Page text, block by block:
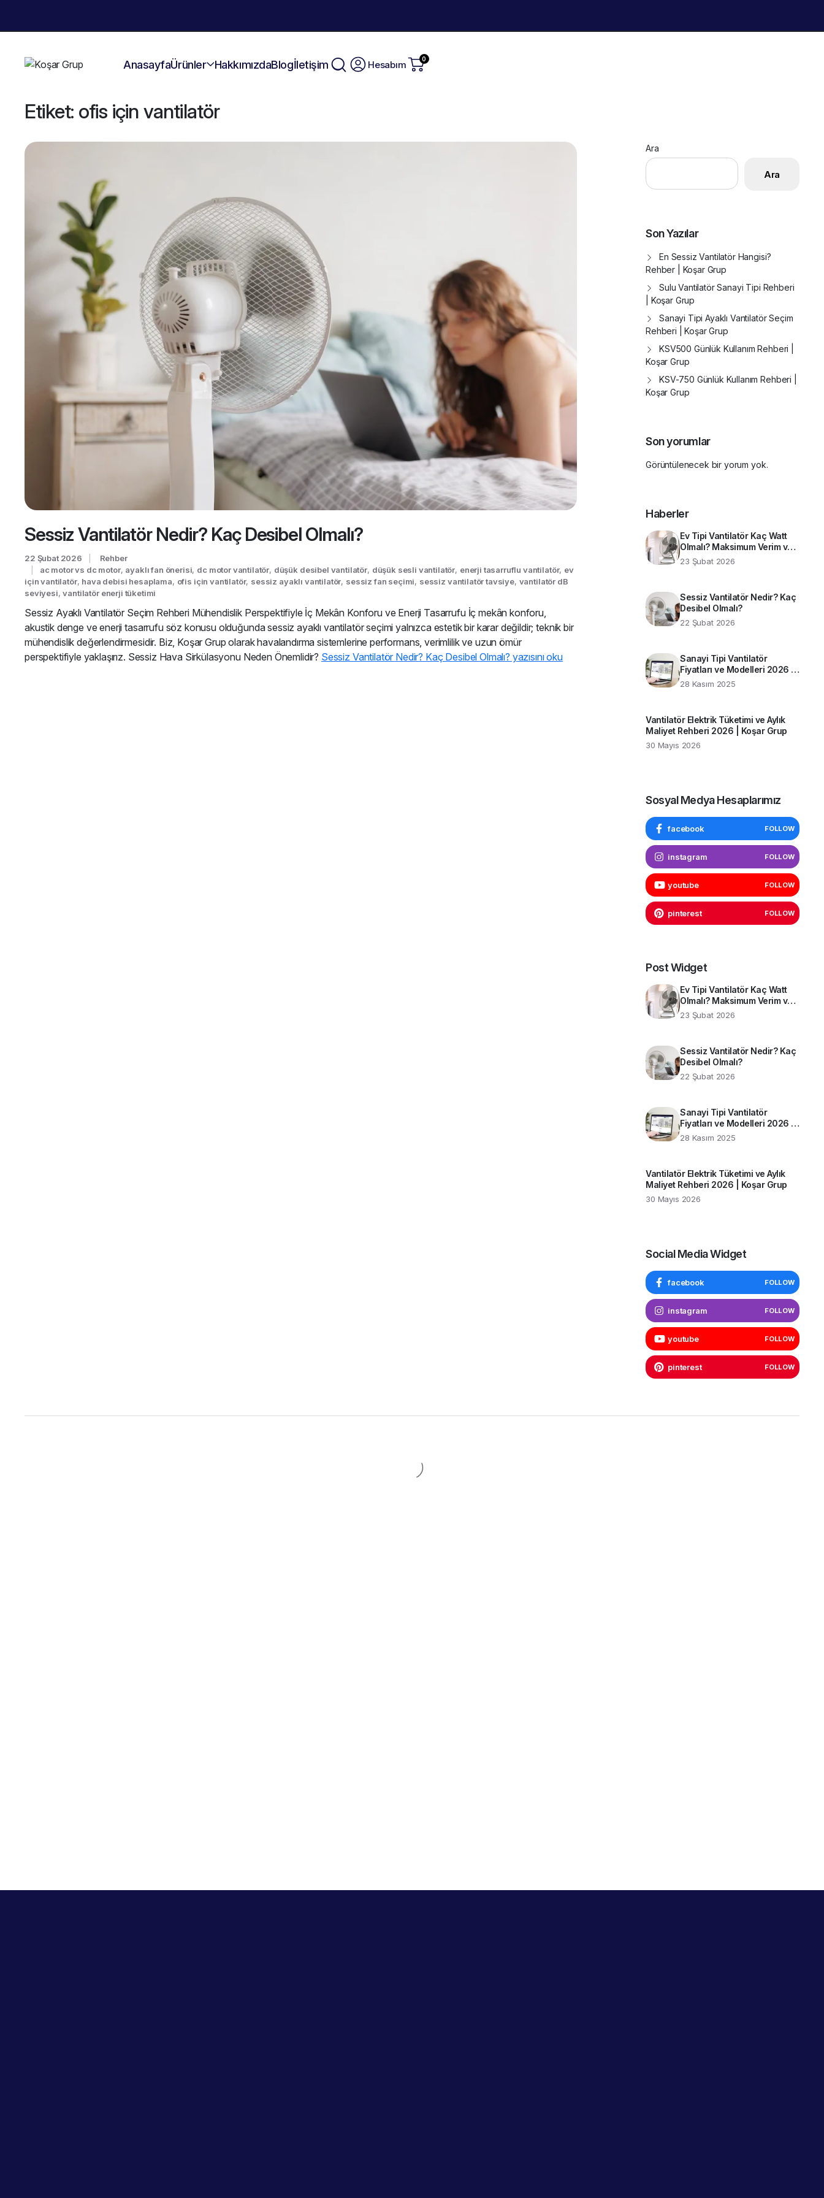
AnasayfaÜrünler HakkımızdaBlogİletişim Hesabım 0
Etiket: ofis için vantilatör
Sessiz Vantilatör Nedir? Kaç Desibel Olmalı?
22 Şubat 2026
Rehber
ac motor vs dc motor, ayaklı fan önerisi, dc motor vantilatör, düşük desibel vantilatör, düşük sesli vantilatör, enerji tasarruflu vantilatör, ev
için vantilatör, hava debisi hesaplama, ofis için vantilatör, sessiz ayaklı vantilatör, sessiz fan seçimi, sessiz vantilatör tavsiye, vantilatör dB
seviyesi,vantilatör enerji tüketimi
Sessiz Ayaklı Vantilatör Seçim Rehberi Mühendislik Perspektifiyle İç Mekân Konforu ve Enerji Tasarrufu İç mekân konforu,
akustik denge ve enerji tasarrufu söz konusu olduğunda sessiz ayaklı vantilatör seçimi yalnızca estetik bir karar değildir; teknik bir
mühendislik değerlendirmesidir. Biz, Koşar Grup olarak havalandırma sistemlerine performans, verimlilik ve uzun ömür
perspektifiyle yaklaşırız. Sessiz Hava Sirkülasyonu Neden Önemlidir? Sessiz Vantilatör Nedir? Kaç Desibel Olmalı? yazısını oku
Ara
Ara
Son Yazılar
En Sessiz Vantilatör Hangisi?
Rehber | Koşar Grup
Sulu Vantilatör Sanayi Tipi Rehberi
| Koşar Grup
Sanayi Tipi Ayaklı Vantilatör Seçim
Rehberi | Koşar Grup
KSV500 Günlük Kullanım Rehberi |
Koşar Grup
KSV-750 Günlük Kullanım Rehberi |
Koşar Grup
Son yorumlar
Görüntülenecek bir yorum yok.
Haberler
Ev Tipi Vantilatör Kaç Watt
Olmalı? Maksimum Verim ve
Enerji Tasarrufu İçin Teknik
Rehber
23 Şubat 2026
Sessiz Vantilatör Nedir? Kaç
Desibel Olmalı?
22 Şubat 2026
Sanayi Tipi Vantilatör
Fiyatları ve Modelleri 2026 |
Koşar Grup Rehberi
28 Kasım 2025
Vantilatör Elektrik Tüketimi ve Aylık
Maliyet Rehberi 2026 | Koşar Grup
30 Mayıs 2026
Sosyal Medya Hesaplarımız
facebook FOLLOW
instagram FOLLOW
youtube FOLLOW
pinterest FOLLOW
Post Widget
Ev Tipi Vantilatör Kaç Watt
Olmalı? Maksimum Verim ve
Enerji Tasarrufu İçin Teknik
Rehber
23 Şubat 2026
Sessiz Vantilatör Nedir? Kaç
Desibel Olmalı?
22 Şubat 2026
Sanayi Tipi Vantilatör
Fiyatları ve Modelleri 2026 |
Koşar Grup Rehberi
28 Kasım 2025
Vantilatör Elektrik Tüketimi ve Aylık
Maliyet Rehberi 2026 | Koşar Grup
30 Mayıs 2026
Social Media Widget
facebook FOLLOW
instagram FOLLOW
youtube FOLLOW
pinterest FOLLOW